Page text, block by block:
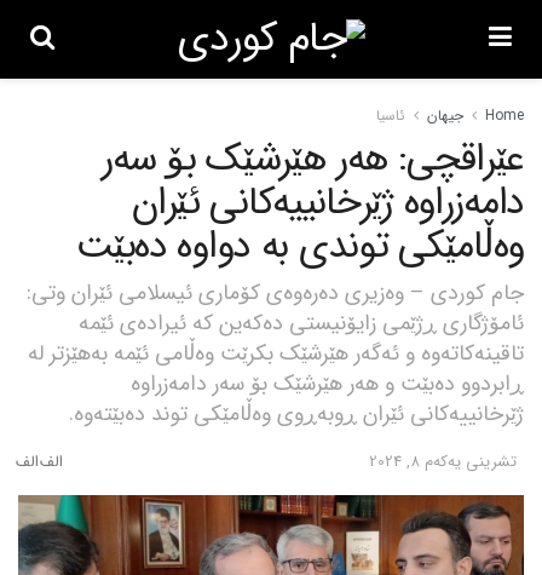
Home جیهان ئاسیا
عێراقچی: هەر هێرشێک بۆ سەر
دامەزراوە ژێرخانییەکانی ئێران
وەڵامێکی توندی بە دواوە دەبێت
جام کوردی – وەزیری دەرەوەی کۆماری ئیسلامی ئێران وتی:
ئامۆژگاری ڕژێمی زایۆنیستی دەکەین کە ئیرادەی ئێمە
تاقینەکاتەوە و ئەگەر هێرشێک بکرێت وەڵامی ئێمە بەهێزتر لە
ڕابردوو دەبێت و هەر هێرشێک بۆ سەر دامەزراوە
ژێرخانییەکانی ئێران ڕوبەڕوی وەڵامێکی توند دەبێتەوە.
تشرینی یه‌كه‌م 8, 2024